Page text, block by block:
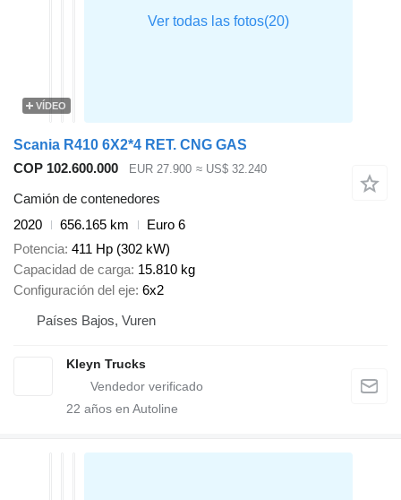
VÍDEO
Scania R410 6X2*4 RET. CNG GAS
COP 102.600.000
EUR 27.900 ≈ US$ 32.240
Camión de contenedores
2020
656.165 km
Euro 6
Potencia 411 Hp (302 kW)
Capacidad de carga 15.810 kg
Configuración del eje 6x2
Países Bajos, Vuren
Kleyn Trucks
22 años en Autoline